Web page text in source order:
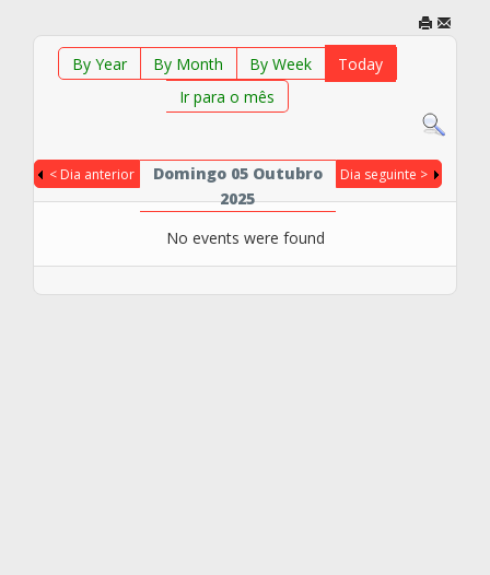
By Year By Month By Week
Today
Ir para o mês
< Dia anterior
Domingo 05 Outubro
2025
Dia seguinte >
No events were found